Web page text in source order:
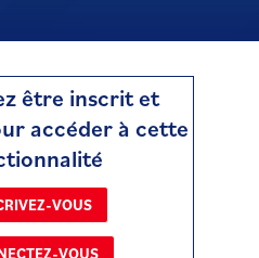
être inscrit et
accéder à cette
VOUS
VOUS